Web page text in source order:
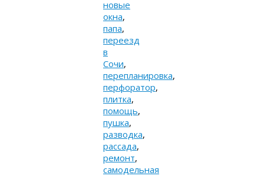
новые
окна,
папа,
переезд
в
Сочи,
перепланировка,
перфоратор,
плитка,
помощь,
пушка,
разводка,
рассада,
ремонт,
самодельная